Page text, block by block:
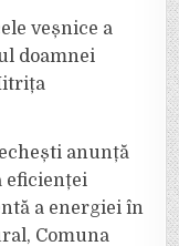
veșnice a
doamnei
anunță
eficienței
a energiei în
Comuna